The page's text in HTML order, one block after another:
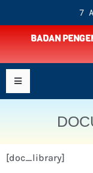
7
BADAN
[doc_library]